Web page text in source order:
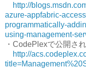
http://
azure-appfabric-
programmatically-
using-management-
・CodePlexで公開さ
http://